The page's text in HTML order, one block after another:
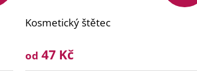
Kosmetický štětec
od 47 Kč